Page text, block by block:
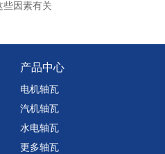
些因素有关
产品中心
电机轴瓦
汽机轴瓦
水电轴瓦
更多轴瓦